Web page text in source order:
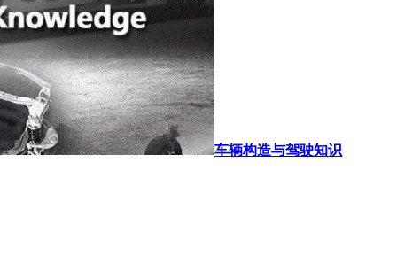
车辆构造与驾驶知识